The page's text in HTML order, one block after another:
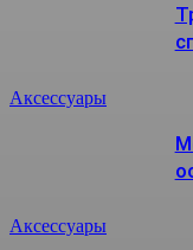
Аксессуары
Аксессуары